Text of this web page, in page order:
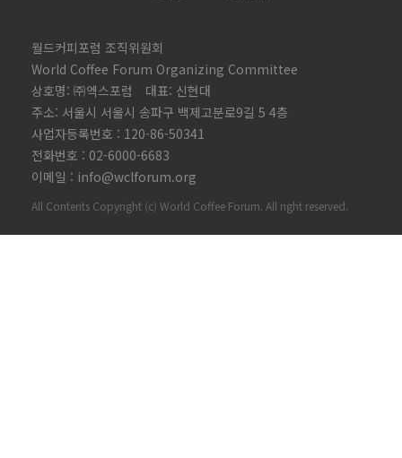
월드커피포럼 조직위원회
World Coffee Forum Organizing Committee
상호명: ㈜엑스포럼 대표: 신현대
주소: 서울시 서울시 송파구 백제고분로9길 5 4층
사업자등록번호 : 120-86-50341
전화번호 : 02-6000-6683
이메일 : info@wclforum.org
All Contents Copyright (c) World Coffee Forum. All right reserved.